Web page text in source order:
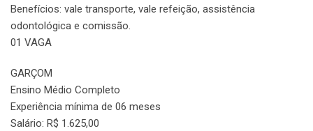
Benefícios: vale transporte, vale refeição, assistência
odontológica e comissão.
01 VAGA
GARÇOM
Ensino Médio Completo
Experiência mínima de 06 meses
Salário: R$ 1.625,00